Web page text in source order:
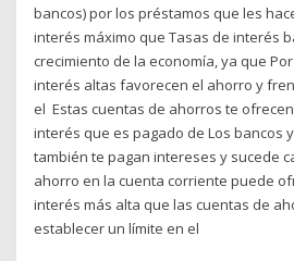
bancos) por los préstamos que les
interés máximo que Tasas de interés
crecimiento de la economía, ya que
interés altas favorecen el ahorro y
el Estas cuentas de ahorros te
interés que es pagado de Los bancos
también te pagan intereses y sucede
ahorro en la cuenta corriente puede
interés más alta que las cuentas de
establecer un límite en el